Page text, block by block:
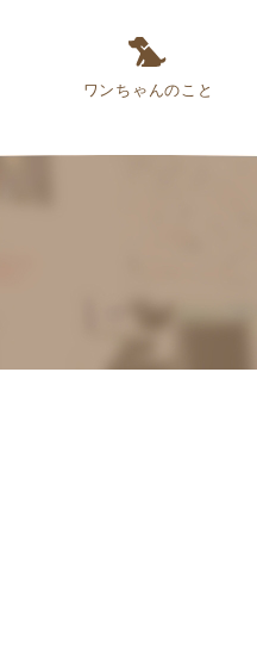
ワンちゃんのこと